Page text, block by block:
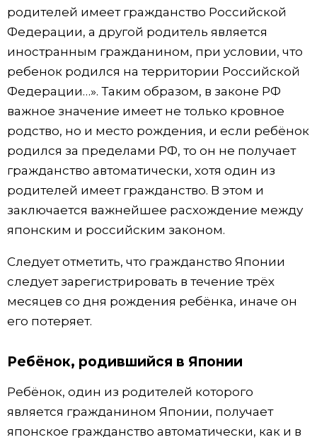
родителей имеет гражданство Российской
Федерации, а другой родитель является
иностранным гражданином, при условии, что
ребенок родился на территории Российской
Федерации…». Таким образом, в законе РФ
важное значение имеет не только кровное
родство, но и место рождения, и если ребёнок
родился за пределами РФ, то он не получает
гражданство автоматически, хотя один из
родителей имеет гражданство. В этом и
заключается важнейшее расхождение между
японским и российским законом.
Следует отметить, что гражданство Японии
следует зарегистрировать в течение трёх
месяцев со дня рождения ребёнка, иначе он
его потеряет.
Ребёнок, родившийся в Японии
Ребёнок, один из родителей которого
является гражданином Японии, получает
японское гражданство автоматически, как и в